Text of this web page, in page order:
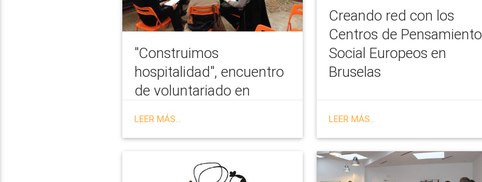
"Construimos
hospitalidad", encuentro
de voluntariado en
LEER MÁS...
Creando red con los
Centros de Pensamiento
Social Europeos en
Bruselas
LEER MÁS...